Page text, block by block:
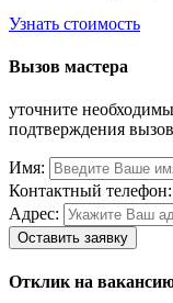
Узнать стоимость
Вызов мастера
уточните
подтверждения
Имя:
Контактный телефон:
Адрес:
Отклик на